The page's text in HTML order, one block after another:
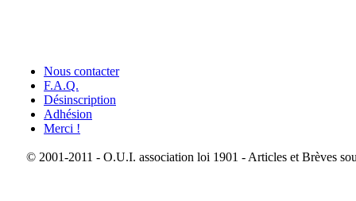
Nous contacter
F.A.Q.
Désinscription
Adhésion
Merci !
© 2001-2011 - O.U.I. association loi 1901 - Articles et Brèves